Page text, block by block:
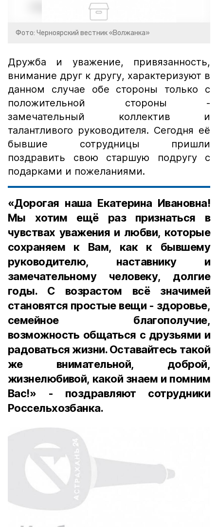
Фото: Черноярский вестник «Волжанка»
Дружба и уважение, привязанность,
внимание друг к другу, характеризуют в
данном случае обе стороны только с
положительной стороны -
замечательный коллектив и
талантливого руководителя. Сегодня её
бывшие сотрудницы пришли
поздравить свою старшую подругу с
подарками и пожеланиями.
«Дорогая наша Екатерина Ивановна!
Мы хотим ещё раз признаться в
чувствах уважения и любви, которые
сохраняем к Вам, как к бывшему
руководителю, наставнику и
замечательному человеку, долгие
годы. С возрастом всё значимей
становятся простые вещи - здоровье,
семейное благополучие,
возможность общаться с друзьями и
радоваться жизни. Оставайтесь такой
же внимательной, доброй,
жизнелюбивой, какой знаем и помним
Вас!» - поздравляют сотрудники
Россельхозбанка.